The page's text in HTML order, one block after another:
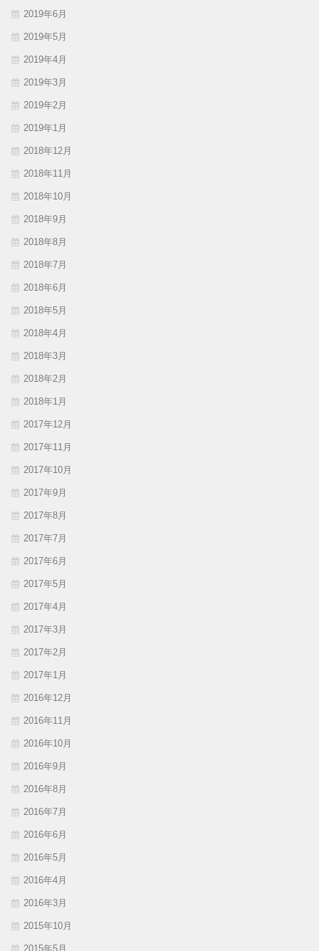
2019年6月
2019年5月
2019年4月
2019年3月
2019年2月
2019年1月
2018年12月
2018年11月
2018年10月
2018年9月
2018年8月
2018年7月
2018年6月
2018年5月
2018年4月
2018年3月
2018年2月
2018年1月
2017年12月
2017年11月
2017年10月
2017年9月
2017年8月
2017年7月
2017年6月
2017年5月
2017年4月
2017年3月
2017年2月
2017年1月
2016年12月
2016年11月
2016年10月
2016年9月
2016年8月
2016年7月
2016年6月
2016年5月
2016年4月
2016年3月
2015年10月
2015年5月